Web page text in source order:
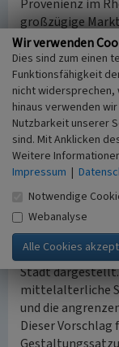
Provenienz im
großzügige
in Xanten
ottonischen
selten überliefert
Jahrhunderts
Städtebau in
Denkmalbereich
Das Rheinische
(damals
Arbeitsheft
Stadt
mittelalterliche
und die
Dieser
Wir verwenden
Dies sind zum einen
Funktionsfähigkeit
nicht widersprechen,
hinaus verwenden
Nutzbarkeit unserer
sind. Mit Anklicken
Weitere
Impressum |
Notwendige
Webanalyse